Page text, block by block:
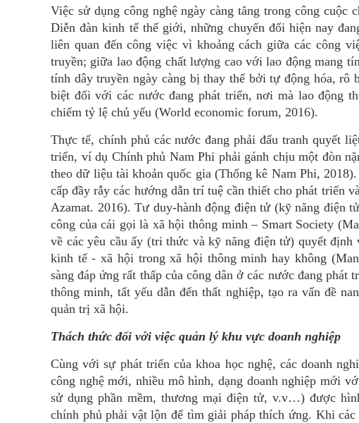
Việc sử dụng công nghệ ngày càng tăng trong công
Diễn đàn kinh tế thế giới, những chuyển đổi hiện nay
liên quan đến công việc vì khoảng cách giữa các công
truyền; giữa lao động chất lượng cao với lao động mang
tính dây truyền ngày càng bị thay thế bởi tự động hóa, rô
biệt đối với các nước đang phát triển, nơi mà lao động
chiếm tỷ lệ chủ yếu (World economic forum, 2016).
Thực tế, chính phủ các nước đang phải đấu tranh quyết
triển, ví dụ Chính phủ Nam Phi phải gánh chịu một đòn
theo dữ liệu tài khoản quốc gia (Thống kê Nam Phi,
cấp đầy rẫy các hướng dẫn trí tuệ cần thiết cho phát triển
Azamat. 2016). Tư duy-hành động điện tử (kỹ năng điện
công của cái gọi là xã hội thông minh – Smart Society
về các yêu cầu ấy (tri thức và kỹ năng điện tử) quyết định
kinh tế - xã hội trong xã hội thông minh hay không
sàng đáp ứng rất thấp của công dân ở các nước đang
thông minh, tất yếu dẫn đến thất nghiệp, tạo ra vấn đề
quản trị xã hội.
Thách thức đối với việc quản lý khu vực doanh nghiệp
Cùng với sự phát triển của khoa học nghệ, các doanh
công nghệ mới, nhiều mô hình, dạng doanh nghiệp mới
sử dụng phần mềm, thương mại điện tử, v.v…) được
chính phủ phải vật lộn để tìm giải pháp thích ứng. Khi